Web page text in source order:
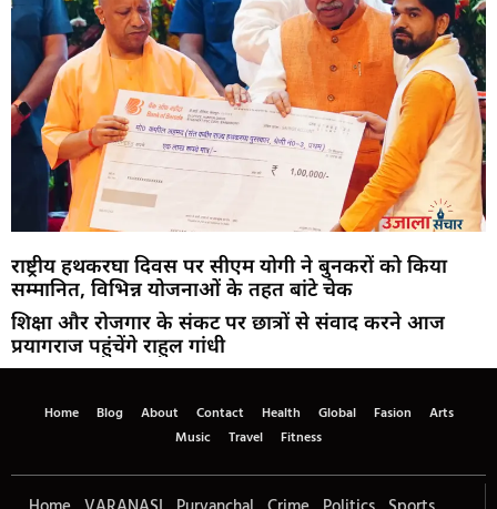
राष्ट्रीय हथकरघा दिवस पर सीएम योगी ने बुनकरों को किया
सम्मानित, विभिन्न योजनाओं के तहत बांटे चेक
शिक्षा और रोजगार के संकट पर छात्रों से संवाद करने आज
प्रयागराज पहुंचेंगे राहुल गांधी
Home Blog About Contact Health Global Fasion
Arts
Music
Travel Fitness